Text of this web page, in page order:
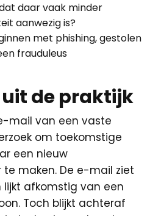
daar vaak minder
aanwezig is?
met phishing, gestolen
frauduleus
de praktijk
mail van een vaste
om toekomstige
een nieuw
maken. De e-mail ziet
lijkt afkomstig van een
Toch blijkt achteraf